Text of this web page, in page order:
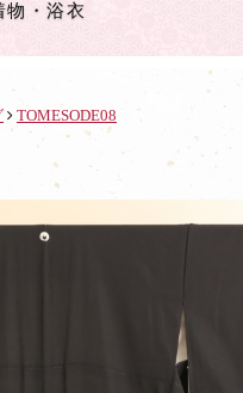
物・浴衣
TOMESODE08